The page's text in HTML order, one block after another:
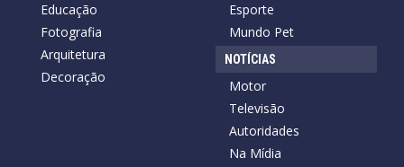
Educação
Fotografia
Arquitetura
Decoração
Esporte
Mundo Pet
NOTÍCIAS
Motor
Televisão
Autoridades
Na Mídia